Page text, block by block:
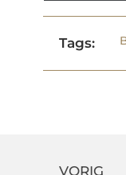
Tags:
VORIG